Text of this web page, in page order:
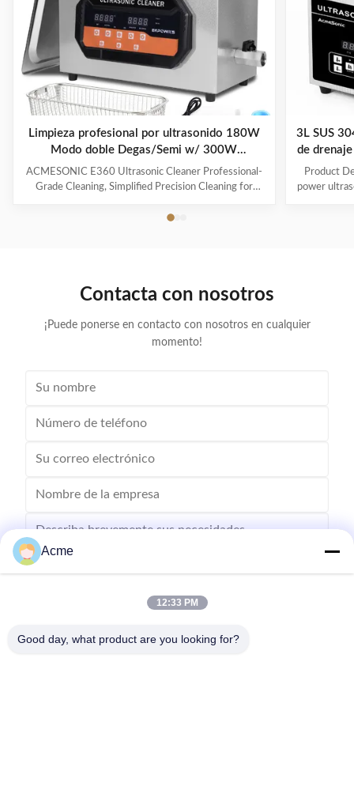
Limpieza profesional por ultrasonido 180W
Modo doble Degas/Semi w/ 300W
Calentador temporizador digital para
herramientas de joyería Gafas juguetes
ACMESONIC E360 Ultrasonic Cleaner Professional-
Grade Cleaning, Simplified Precision Cleaning for
Cleaner combines 180W ultrasonic power and dual-
efficiently while maintaining their integrity. Advanced
3L SUS
de
Product
power
Contacta con nosotros
¡Puede ponerse en contacto con nosotros en cualquier
momento!
Acme
12:33 PM
Good day, what product are you looking for?